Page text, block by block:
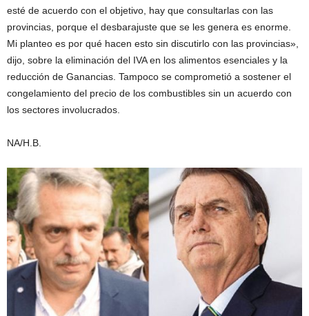
esté de acuerdo con el objetivo, hay que consultarlas con las
provincias, porque el desbarajuste que se les genera es enorme.
Mi planteo es por qué hacen esto sin discutirlo con las provincias»,
dijo, sobre la eliminación del IVA en los alimentos esenciales y la
reducción de Ganancias. Tampoco se comprometió a sostener el
congelamiento del precio de los combustibles sin un acuerdo con
los sectores involucrados.
NA/H.B.